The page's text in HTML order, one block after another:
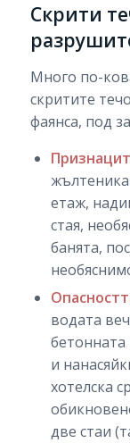
Скрити
Много по-
скритите
фаянса, под
етаж,
стая,
банята,
водата
и
хотелска
две стаи